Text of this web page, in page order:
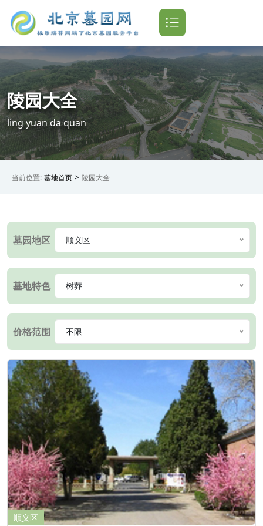
陵园大全
ling yuan da quan
当前位置: 墓地首页 > 陵园大全
墓园地区 顺义区
墓地特色 树葬
价格范围 不限
顺义区